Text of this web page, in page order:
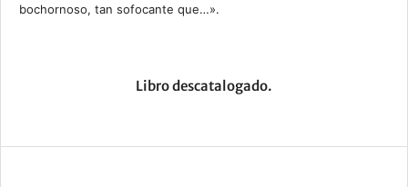
bochornoso, tan sofocante que…».
Libro descatalogado.